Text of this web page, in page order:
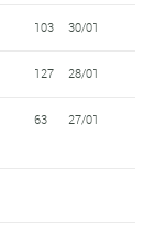
103 30/01
127 28/01
63 27/01